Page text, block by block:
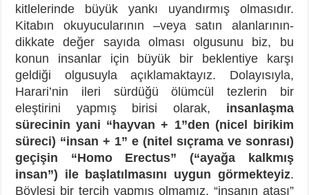
kitlelerinde büyük yankı uyandırmış olmasıdır.
Kitabın okuyucularının –veya satın alanlarının-
dikkate değer sayıda olması olgusunu biz, bu
konun insanlar için büyük bir beklentiye karşı
geldiği olgusuyla açıklamaktayız. Dolayısıyla,
Harari’nin ileri sürdüğü ölümcül tezlerin bir
eleştirini yapmış birisi olarak, insanlaşma
sürecinin yani “hayvan + 1”den (nicel birikim
süreci) “insan + 1” e (nitel sıçrama ve sonrası)
geçişin “Homo Erectus” (“ayağa kalkmış
insan”) ile başlatılmasını uygun görmekteyiz.
Böylesi bir tercih yapmış olmamız, “insanın atası”